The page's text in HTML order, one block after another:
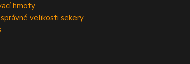
hmoty
velikosti sekery